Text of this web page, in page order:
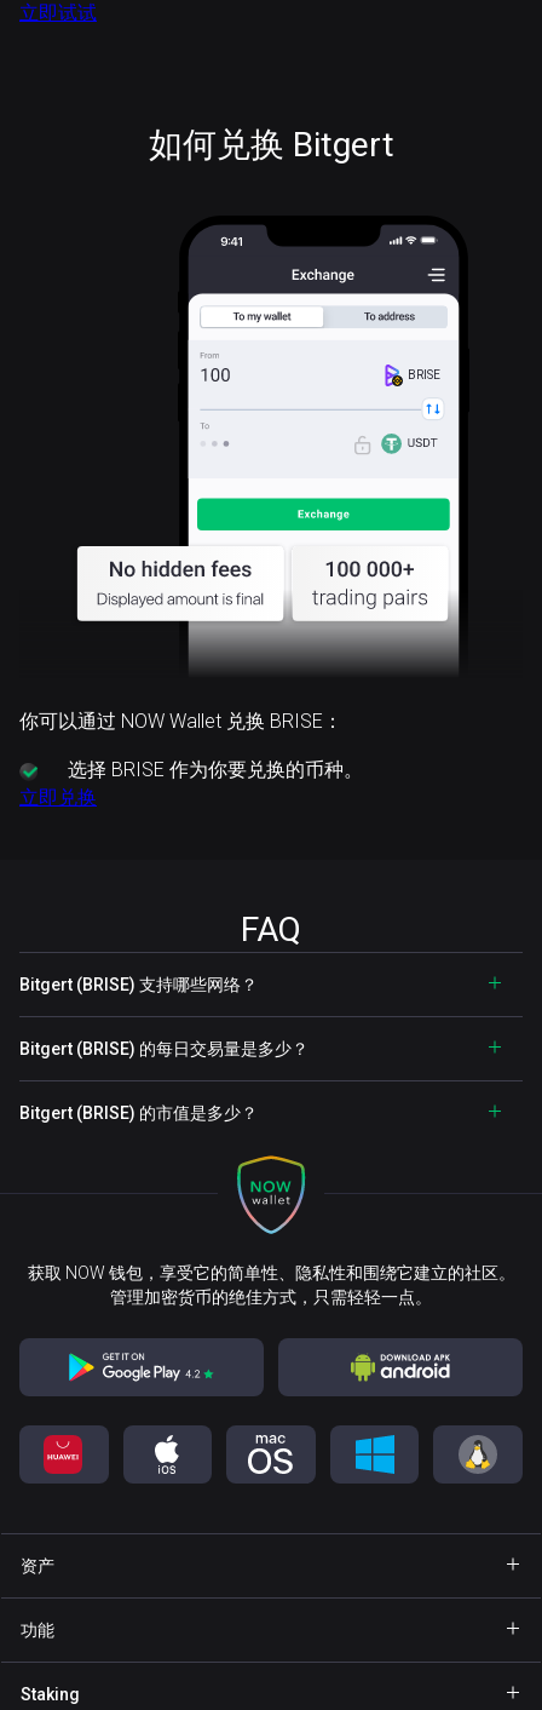
立即试试
如何兑换 Bitgert
BRISE
你可以通过 NOW Wallet 兑换 BRISE：
选择 BRISE 作为你要兑换的币种。
立即兑换
FAQ
Bitgert (BRISE) 支持哪些网络？
Bitgert (BRISE) 的每日交易量是多少？
Bitgert (BRISE) 的市值是多少？
获取 NOW 钱包，享受它的简单性、隐私性和围绕它建立的社区。
管理加密货币的绝佳方式，只需轻轻一点。
资产
钱包 Binance Coin
功能
Staking